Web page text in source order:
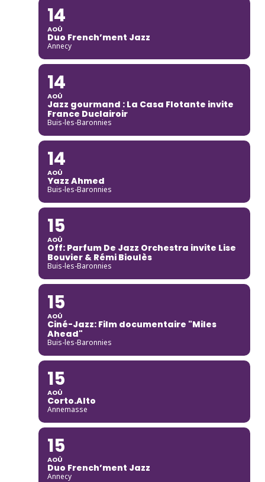
14
AOÛ
Duo French’ment Jazz
Annecy
14
AOÛ
Jazz gourmand : La Casa Flotante invite
France Duclairoir
Buis-les-Baronnies
14
AOÛ
Yazz Ahmed
Buis-les-Baronnies
15
AOÛ
Off: Parfum De Jazz Orchestra invite Lise
Bouvier & Rémi Bioulès
Buis-les-Baronnies
15
AOÛ
Ciné-Jazz: Film documentaire "Miles
Ahead"
Buis-les-Baronnies
15
AOÛ
Corto.Alto
Annemasse
15
AOÛ
Duo French’ment Jazz
Annecy